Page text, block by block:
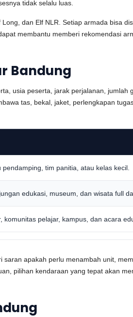
tidak selalu luas.
dan Elf NLR. Setiap armada bisa
membantu memberi rekomendasi
Bandung
usia peserta, jarak perjalanan,
tas, bekal, jaket, perlengkapan
tim panitia, atau kelas kecil.
edukasi, museum, dan wisata full
komunitas pelajar, kampus, dan acara
apakah perlu menambah unit,
pilihan kendaraan yang tepat akan